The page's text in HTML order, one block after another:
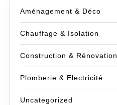
Aménagement & Déco
Chauffage & Isolation
Construction & Rénovation
Plomberie & Electricité
Uncategorized